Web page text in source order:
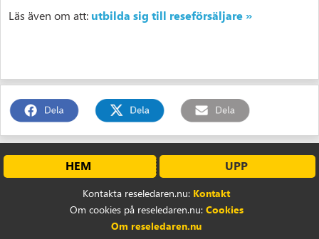
Läs även om att: utbilda sig till reseförsäljare »
HEM UPP
Kontakta reseledaren.nu: Kontakt
Om cookies på reseledaren.nu: Cookies
Om reseledaren.nu